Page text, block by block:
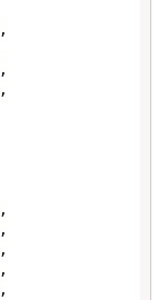
,
,
,
,
,
,
,
,